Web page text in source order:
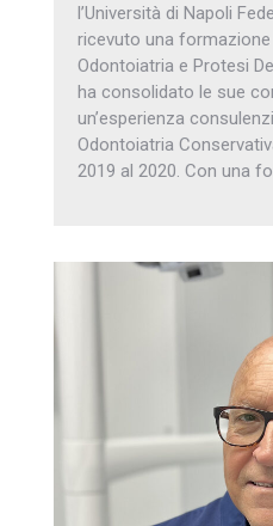
l’Università di Napoli
ricevuto una
Odontoiatria e Protesi
ha consolidato le sue
un’esperienza
Odontoiatria
2019 al 2020. Con una